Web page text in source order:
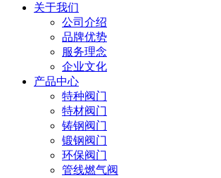
关于我们
公司介绍
品牌优势
服务理念
企业文化
产品中心
特种阀门
特材阀门
铸钢阀门
锻钢阀门
环保阀门
管线燃气阀